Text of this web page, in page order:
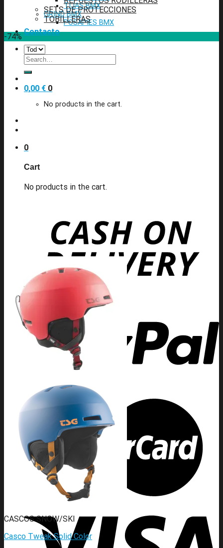
TIJAS BMX
GRIND BMX
POSAPIES BMX
Contacto
Search
for:
0,00 € 0
No products in the cart.
0
Cart
No products in the cart.
SETS DE PROTECCIONES
TOBILLERAS
-74%
CASCOS SNOW/SKI
Casco Tweak Solid Color